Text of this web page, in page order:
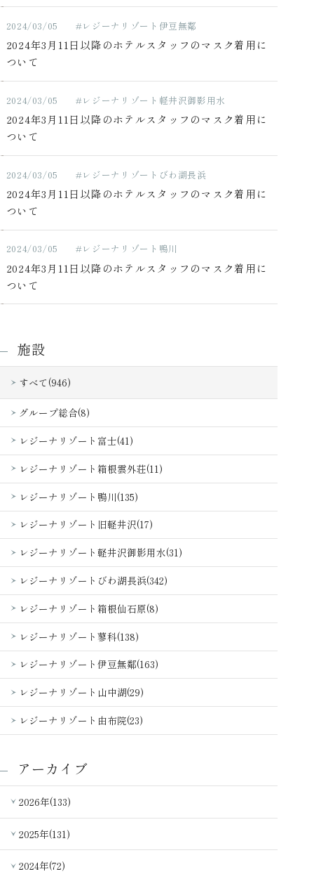
2024/03/05 #レジーナリゾート伊豆無鄰
2024年3月11日以降のホテルスタッフのマスク着用に
ついて
2024/03/05 #レジーナリゾート軽井沢御影用水
2024年3月11日以降のホテルスタッフのマスク着用に
ついて
2024/03/05 #レジーナリゾートびわ湖長浜
2024年3月11日以降のホテルスタッフのマスク着用に
ついて
2024/03/05 #レジーナリゾート鴨川
2024年3月11日以降のホテルスタッフのマスク着用に
ついて
施設
すべて(946)
グループ総合(8)
レジーナリゾート富士(41)
レジーナリゾート箱根雲外荘(11)
レジーナリゾート鴨川(135)
レジーナリゾート旧軽井沢(17)
レジーナリゾート軽井沢御影用水(31)
レジーナリゾートびわ湖長浜(342)
レジーナリゾート箱根仙石原(8)
レジーナリゾート蓼科(138)
レジーナリゾート伊豆無鄰(163)
レジーナリゾート山中湖(29)
レジーナリゾート由布院(23)
アーカイブ
2026年(133)
2025年(131)
2024年(72)